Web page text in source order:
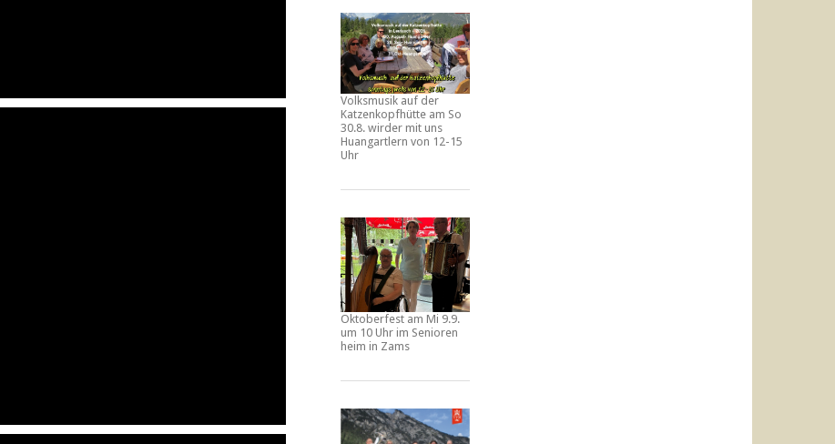
Volksmusik auf der
Katzenkopfhütte am So
30.8. wirder mit uns
Huangartlern von 12-15
Uhr
Oktoberfest am Mi 9.9.
um 10 Uhr im Senioren
heim in Zams